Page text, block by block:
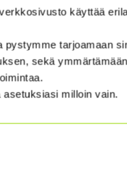
käyttää
pystymme tarjoamaan
sekä
asetuksiasi milloin vain.
raportti nostaa esiin
organisaatioita: riskien
kuin riskienhallinnan
kattavuus.
väliraportti poikkeaa
Uudistettu
riskienhallinnan